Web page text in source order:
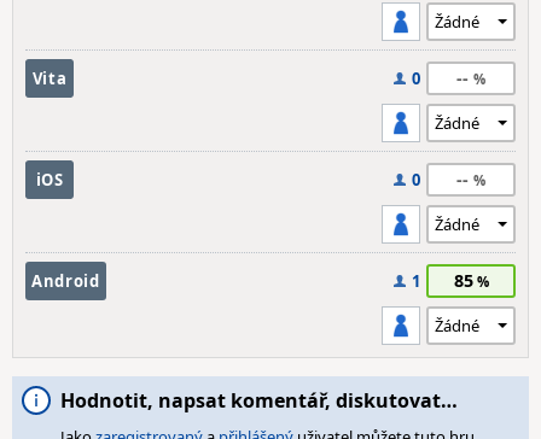
Vita 0 --
iOS 0 --
Android 1 85
Hodnotit, napsat komentář, diskutovat…